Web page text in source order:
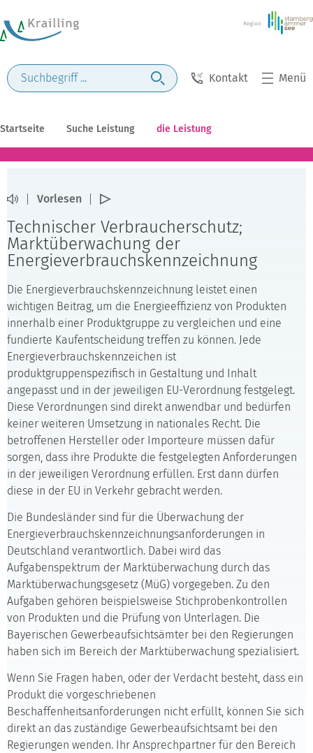
Kontakt Menü
Startseite Suche Leistung die Leistung
Vorlesen
Technischer Verbraucherschutz;
Marktüberwachung der
Energieverbrauchskennzeichnung
Die Energieverbrauchskennzeichnung leistet einen
wichtigen Beitrag, um die Energieeffizienz von Produkten
innerhalb einer Produktgruppe zu vergleichen und eine
fundierte Kaufentscheidung treffen zu können. Jede
Energieverbrauchskennzeichen ist
produktgruppenspezifisch in Gestaltung und Inhalt
angepasst und in der jeweiligen EU-Verordnung festgelegt.
Diese Verordnungen sind direkt anwendbar und bedürfen
keiner weiteren Umsetzung in nationales Recht. Die
betroffenen Hersteller oder Importeure müssen dafür
sorgen, dass ihre Produkte die festgelegten Anforderungen
in der jeweiligen Verordnung erfüllen. Erst dann dürfen
diese in der EU in Verkehr gebracht werden.
Die Bundesländer sind für die Überwachung der
Energieverbrauchskennzeichnungsanforderungen in
Deutschland verantwortlich. Dabei wird das
Aufgabenspektrum der Marktüberwachung durch das
Marktüberwachungsgesetz (MüG) vorgegeben. Zu den
Aufgaben gehören beispielsweise Stichprobenkontrollen
von Produkten und die Prüfung von Unterlagen. Die
Bayerischen Gewerbeaufsichtsämter bei den Regierungen
haben sich im Bereich der Marktüberwachung spezialisiert.
Wenn Sie Fragen haben, oder der Verdacht besteht, dass ein
Produkt die vorgeschriebenen
Beschaffenheitsanforderungen nicht erfüllt, können Sie sich
direkt an das zuständige Gewerbeaufsichtsamt bei den
Regierungen wenden. Ihr Ansprechpartner für den Bereich